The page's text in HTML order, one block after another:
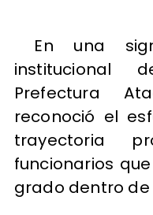
En una
institucional
Prefectura
reconoció el
trayectoria
funcionarios
grado dentro de